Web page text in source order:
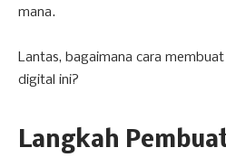
mana.
Lantas, bagaimana cara
digital ini?
Langkah